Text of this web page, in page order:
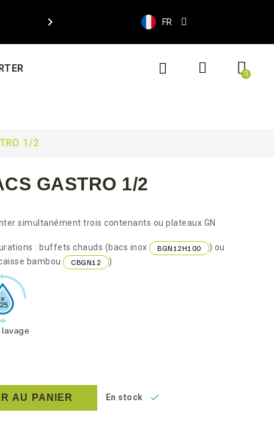
 FR
1/2
GASTRO 1/2
simultanément trois contenants ou plateaux GN
: buffets chauds (bacs inox
BGN12H100
) ou
bambou CBGN12 ).
AU PANIER En stock 